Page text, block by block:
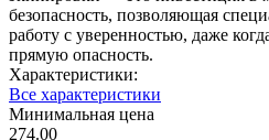
безопасность, позволяющая
работу с уверенностью, даже
прямую опасность.
Характеристики:
Все характеристики
Минимальная цена
274.00